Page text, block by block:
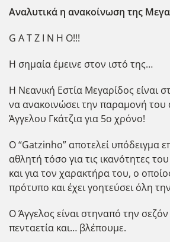
Αναλυτικά η ανακοίνωση της
G A T Z I N H O!!!
Η σημαία έμεινε στον ιστό της…
Η Νεανική Εστία Μεγαρίδος είναι
να ανακοινώσει την παραμονή του
Άγγελου Γκάτζια για 5ο χρόνο!
Ο “Gatzinho” αποτελεί υπόδειγμα
αθλητή τόσο για τις ικανότητες
και για τον χαρακτήρα του, ο
πρότυπο και έχει γοητεύσει όλη
Ο Άγγελος είναι στηναπό την σεζόν
πενταετία και… βλέπουμε.